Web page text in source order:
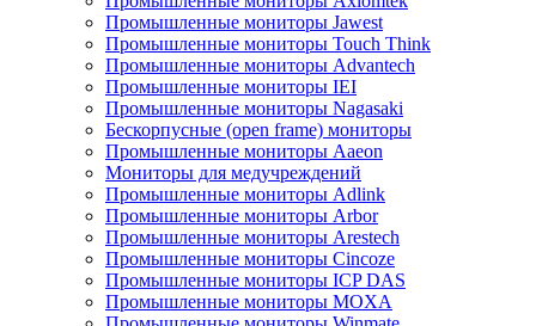
Промышленные мониторы Jawest
Промышленные мониторы Touch Think
Промышленные мониторы Advantech
Промышленные мониторы IEI
Промышленные мониторы Nagasaki
Бескорпусные (open frame) мониторы
Промышленные мониторы Aaeon
Мониторы для медучреждений
Промышленные мониторы Adlink
Промышленные мониторы Arbor
Промышленные мониторы Arestech
Промышленные мониторы Cincoze
Промышленные мониторы ICP DAS
Промышленные мониторы MOXA